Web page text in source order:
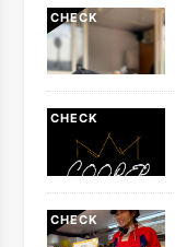
CHECK
CHECK
CHECK